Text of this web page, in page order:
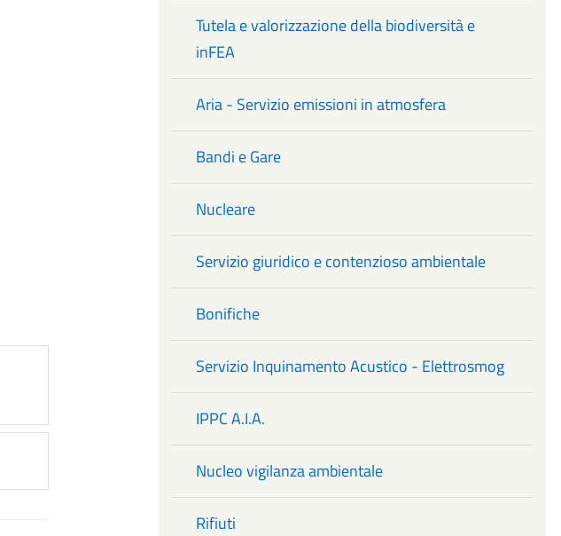
Tutela e valorizzazione della biodiversità e
inFEA
Aria - Servizio emissioni in atmosfera
Bandi e Gare
Nucleare
Servizio giuridico e contenzioso ambientale
Bonifiche
Servizio Inquinamento Acustico - Elettrosmog
IPPC A.I.A.
Nucleo vigilanza ambientale
Rifiuti